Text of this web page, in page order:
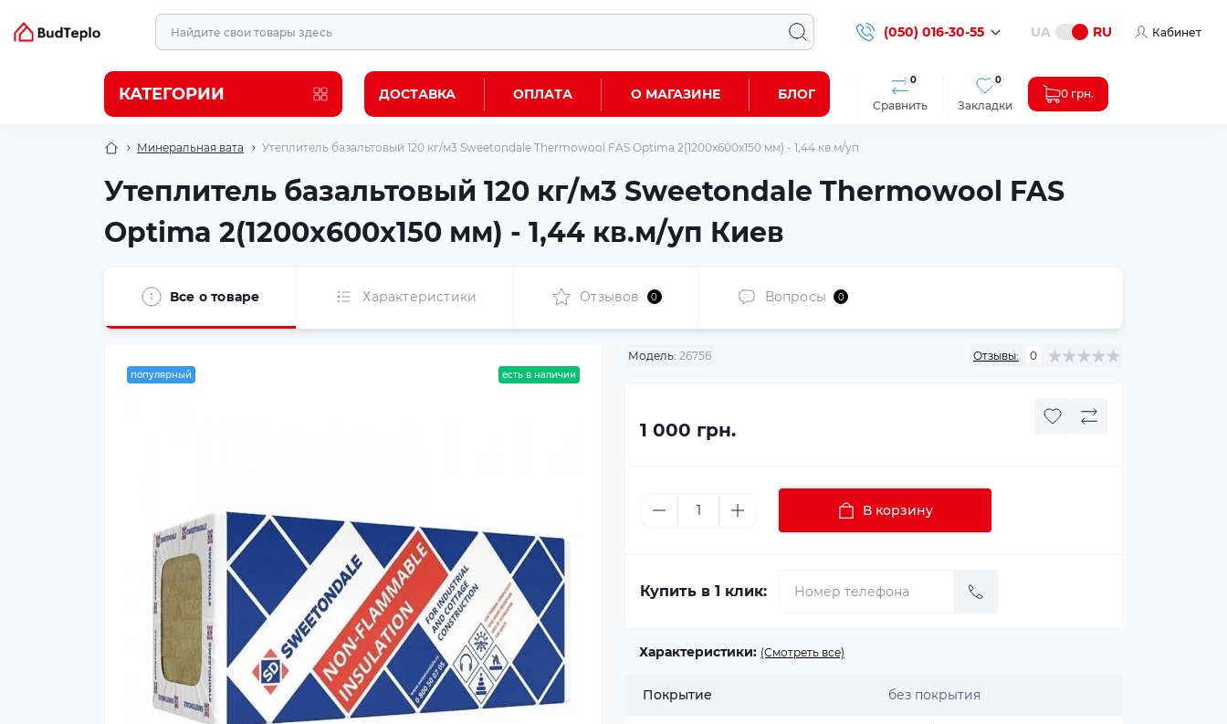
(050) 016-30-55 UA RU Кабинет
КАТЕГОРИИ ДОСТАВКА ОПЛАТА О МАГАЗИНЕ БЛОГ
Сравнить
0
Закладки
0
0 грн.
Минеральная вата Утеплитель базальтовый 120 кг/м3 Sweetondale Thermowool FAS Optima 2(1200x600x150 мм) - 1,44 кв.м/уп
Утеплитель базальтовый 120 кг/м3 Sweetondale Thermowool FAS
Optima 2(1200x600x150 мм) - 1,44 кв.м/уп Киев
Все о товаре Характеристики Отзывов 0 Вопросы 0
популярный есть в наличии
Модель: 26756 Отзывы: 0
1 000 грн.
В корзину
Купить в 1 клик:
Характеристики: (Смотреть все)
Покрытие без покрытия